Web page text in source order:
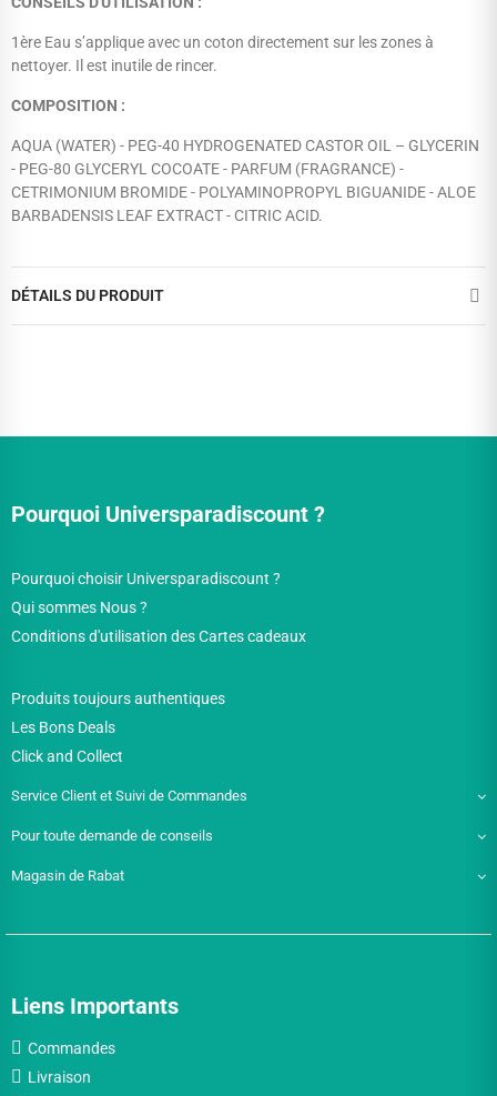
1ère Eau s’applique avec un coton directement sur les zones à
nettoyer. Il est inutile de rincer.
COMPOSITION :
AQUA (WATER) - PEG-40 HYDROGENATED CASTOR OIL – GLYCERIN
- PEG-80 GLYCERYL COCOATE - PARFUM (FRAGRANCE) -
CETRIMONIUM BROMIDE - POLYAMINOPROPYL BIGUANIDE - ALOE
BARBADENSIS LEAF EXTRACT - CITRIC ACID.
DÉTAILS DU PRODUIT
Pourquoi Universparadiscount ?
Pourquoi choisir Universparadiscount ?
Qui sommes Nous ?
Conditions d'utilisation des Cartes cadeaux
Produits toujours authentiques
Les Bons Deals
Click and Collect
Service Client et Suivi de Commandes
Pour toute demande de conseils
Magasin de Rabat
Liens Importants
Commandes
Livraison